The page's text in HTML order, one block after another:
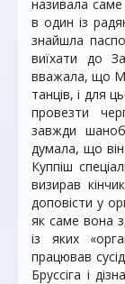
називала
в один із
знайшла
виїхати до
вважала, що
танців, і для
провезти
завжди
думала, що він
Куппіш
визирав
доповісти у
як саме вона
із яких
працював
Бруссіга і